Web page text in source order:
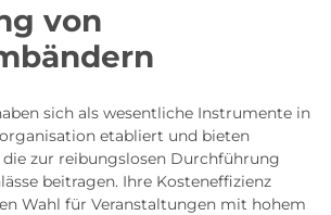
von
sich als wesentliche Instrumente in
etabliert und bieten
die zur reibungslosen Durchführung
beitragen. Ihre Kosteneffizienz
Wahl für Veranstaltungen mit hohem